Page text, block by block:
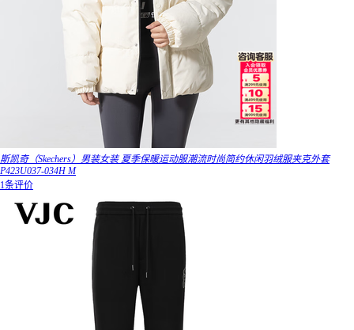
斯凯奇（Skechers）男装女装 夏季保暖运动服潮流时尚简约休闲羽绒服夹克外套
P423U037-034H M
1条评价